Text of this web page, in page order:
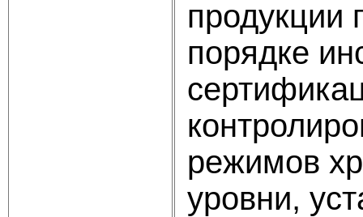
продукции
порядке
режимов
уровни,